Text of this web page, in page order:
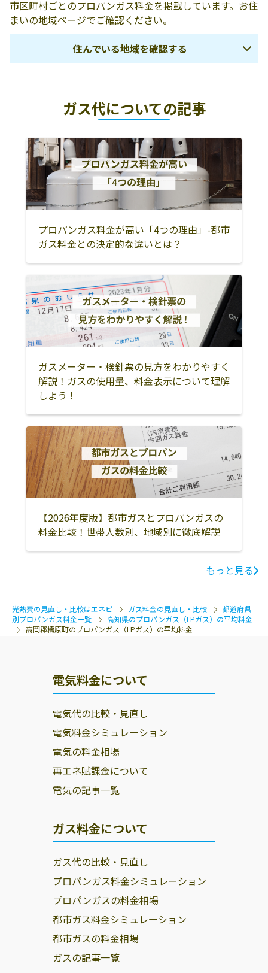
市区町村ごとのプロパンガス料金を掲載しています。お住
まいの地域ページでご確認ください。
住んでいる地域を確認する
香南市
安芸郡東洋町
安芸郡北川村
安芸郡馬路村
安芸郡芸西村
高知市
土佐市
長岡郡本山町
長岡郡大豊町
土佐郡土佐町
土佐郡大川村
吾川郡いの町
吾川郡仁淀川町
高岡郡越知町
高岡郡佐川町
高岡郡日高村
四万十市
宿毛市
土佐清水市
幡多郡黒潮町
幡多郡大月町
幡多郡三原村
高岡郡中土佐町
高岡郡四万十町
高岡郡檮原町
高岡郡津野町
ガス代についての記事
プロパンガス料金が高い「4つの理由」-都市
ガス料金との決定的な違いとは？
ガスメーター・検針票の見方をわかりやすく
解説！ガスの使用量、料金表示について理解
しよう！
【2026年度版】都市ガスとプロパンガスの
料金比較！世帯人数別、地域別に徹底解説
もっと見る
光熱費の見直し・比較はエネピ ガス料金の見直し・比較
都道府県
別プロパンガス料金一覧
高知県のプロパンガス（LPガス）の平均料金
高岡郡檮原町のプロパンガス（LPガス）の平均料金
電気料金について
電気代の比較・見直し
電気料金シミュレーション
電気の料金相場
再エネ賦課金について
電気の記事一覧
ガス料金について
ガス代の比較・見直し
プロパンガス料金シミュレーション
プロパンガスの料金相場
都市ガス料金シミュレーション
都市ガスの料金相場
ガスの記事一覧